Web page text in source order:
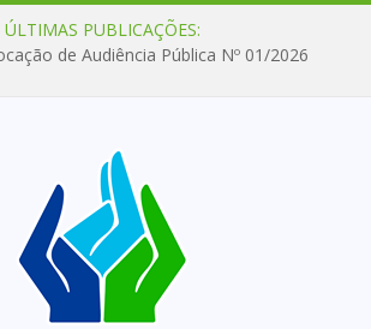
ÚLTIMAS PUBLICAÇÕES:
de Audiência Pública Nº 01/2026